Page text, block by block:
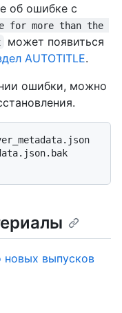
об ошибке с
for more than the
может появиться
AUTOTITLE.
ошибки, можно
новых выпусков